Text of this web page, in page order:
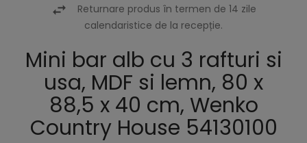
Returnare produs în termen de 14 zile
calendaristice de la recepție.
Mini bar alb cu 3 rafturi si
usa, MDF si lemn, 80 x
88,5 x 40 cm, Wenko
Country House 54130100